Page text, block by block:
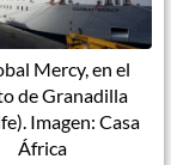
Mercy, en el
de Granadilla
Imagen: Casa
África